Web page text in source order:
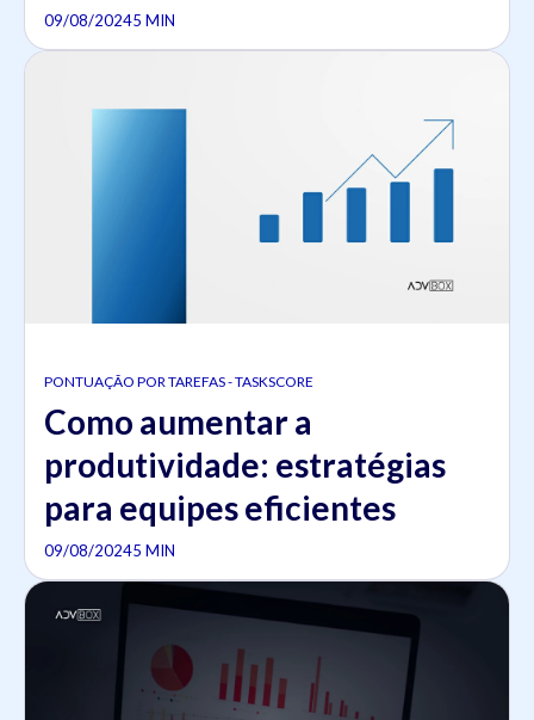
09/08/20245 MIN
PONTUAÇÃO POR TAREFAS - TASKSCORE
Como aumentar a
produtividade: estratégias
para equipes eficientes
09/08/20245 MIN